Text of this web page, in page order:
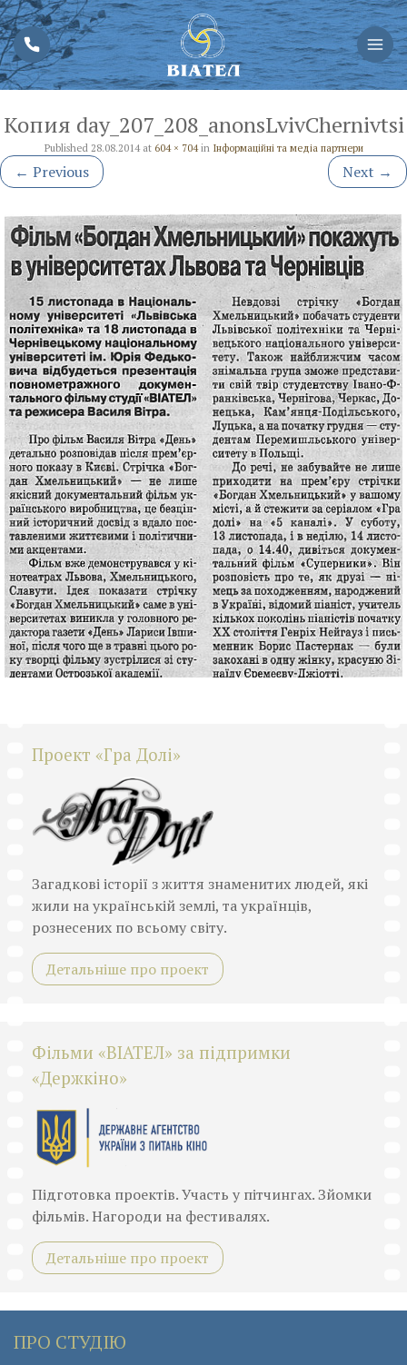
Копия day_207_208_anonsLvivChernivtsi
Published 28.08.2014at 604 × 704in Інформаційні та медіа партнери
← Previous Next →
Проект «Гра Долі»
Загадкові історії з життя знаменитих людей, які
жили на українській землі, та українців,
рознесених по всьому світу.
Детальніше про проект
Фільми «ВІАТЕЛ» за підпримки
«Держкіно»
Підготовка проектів. Участь у пітчингах. Зйомки
фільмів. Нагороди на фестивалях.
Детальніше про проект
ПРО СТУДІЮ